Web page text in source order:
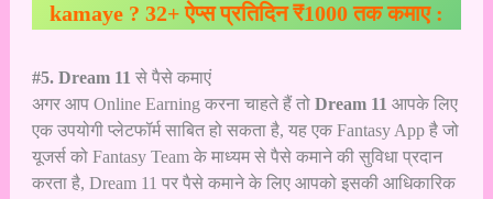
kamaye ? 32+ ऐप्स प्रतिदिन ₹1000 तक कमाए :
#5. Dream 11 से पैसे कमाएं
अगर आप Online Earning करना चाहते हैं तो Dream 11 आपके लिए
एक उपयोगी प्लेटफॉर्म साबित हो सकता है, यह एक Fantasy App है जो
यूजर्स को Fantasy Team के माध्यम से पैसे कमाने की सुविधा प्रदान
करता है, Dream 11 पर पैसे कमाने के लिए आपको इसकी आधिकारिक